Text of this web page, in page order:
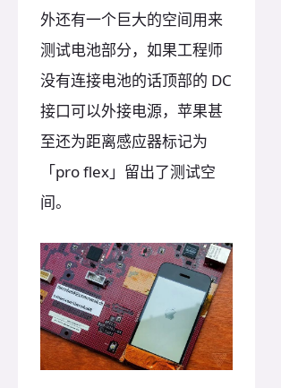
外还有一个巨大的空间用来
测试电池部分，如果工程师
没有连接电池的话顶部的 DC
接口可以外接电源，苹果甚
至还为距离感应器标记为
「pro flex」留出了测试空
间。